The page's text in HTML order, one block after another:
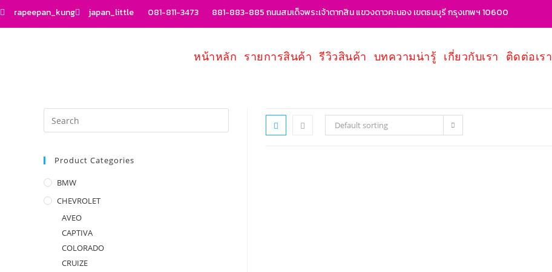
rapeepan_kung japan_little 081-811-3473 881-883-885 ถนนสมเด็จพระเจ้าตากสิน แขวงดาวคะนอง เขตธนบุรี กรุงเทพฯ 10600
หน้าหลัก รายการสินค้า รีวิวสินค้า บทความน่ารู้ เกี่ยวกับเรา ติดต่อเรา
Default sorting
Product Categories
BMW
CHEVROLET
AVEO
CAPTIVA
COLORADO
CRUIZE